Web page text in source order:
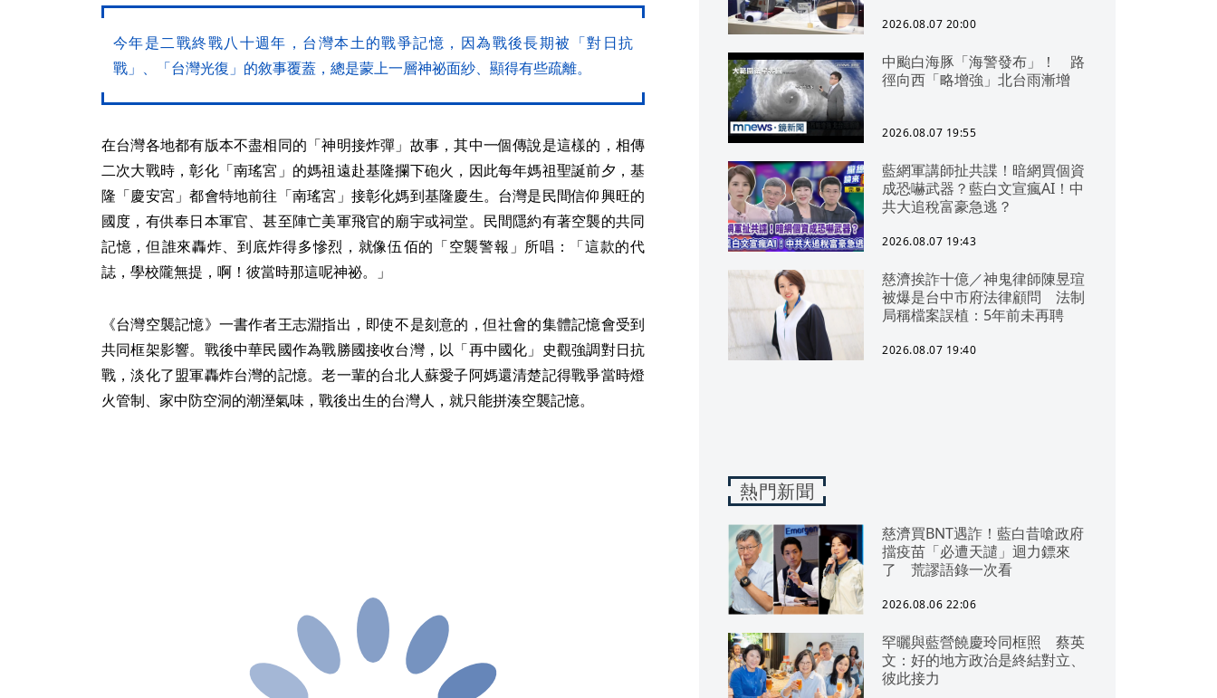
今年是二戰終戰八十週年，台灣本土的戰爭記憶，因為戰後長期被「對日抗
戰」、「台灣光復」的敘事覆蓋，總是蒙上一層神祕面紗、顯得有些疏離。
在台灣各地都有版本不盡相同的「神明接炸彈」故事，其中一個傳說是這樣的，相傳
二次大戰時，彰化「南瑤宮」的媽祖遠赴基隆攔下砲火，因此每年媽祖聖誕前夕，基
隆「慶安宮」都會特地前往「南瑤宮」接彰化媽到基隆慶生。台灣是民間信仰興旺的
國度，有供奉日本軍官、甚至陣亡美軍飛官的廟宇或祠堂。民間隱約有著空襲的共同
記憶，但誰來轟炸、到底炸得多慘烈，就像伍佰的「空襲警報」所唱：「這款的代
誌，學校隴無提，啊！彼當時那這呢神祕。」
《台灣空襲記憶》一書作者王志淵指出，即使不是刻意的，但社會的集體記憶會受到
共同框架影響。戰後中華民國作為戰勝國接收台灣，以「再中國化」史觀強調對日抗
戰，淡化了盟軍轟炸台灣的記憶。老一輩的台北人蘇愛子阿媽還清楚記得戰爭當時燈
火管制、家中防空洞的潮溼氣味，戰後出生的台灣人，就只能拼湊空襲記憶。
2026.08.07 20:00
中颱白海豚「海警發布」！ 路
徑向西「略增強」北台雨漸增
2026.08.07 19:55
藍網軍講師扯共諜！暗網買個資
成恐嚇武器？藍白文宣瘋AI！中
共大追稅富豪急逃？
2026.08.07 19:43
慈濟挨詐十億／神鬼律師陳昱瑄
被爆是台中市府法律顧問 法制
局稱檔案誤植：5年前未再聘
2026.08.07 19:40
熱門新聞
慈濟買BNT遇詐！藍白昔嗆政府
擋疫苗「必遭天譴」迴力鏢來
了 荒謬語錄一次看
2026.08.06 22:06
罕曬與藍營饒慶玲同框照 蔡英
文：好的地方政治是終結對立、
彼此接力